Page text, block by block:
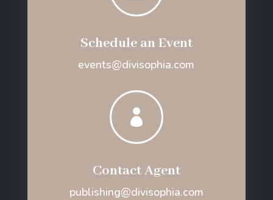
Schedule an Event
events@divisophia.com

Contact Agent
publishing@divisophia.com